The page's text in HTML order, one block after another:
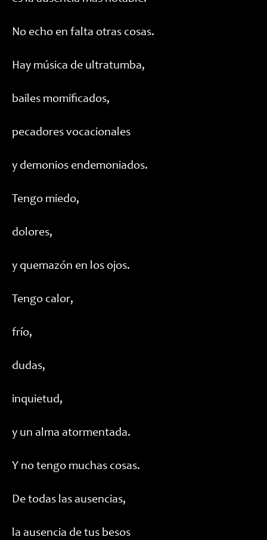
No echo en falta otras cosas.
Hay música de ultratumba,
bailes momificados,
pecadores vocacionales
y demonios endemoniados.
Tengo miedo,
dolores,
y quemazón en los ojos.
Tengo calor,
frío,
dudas,
inquietud,
y un alma atormentada.
Y no tengo muchas cosas.
De todas las ausencias,
la ausencia de tus besos